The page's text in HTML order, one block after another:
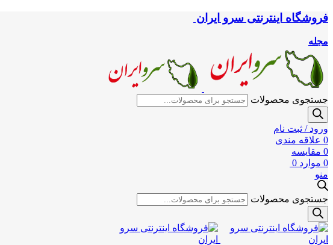
فروشگاه اینترنتی سرو ایران
مجله
جستجوی محصولات
ورود / ثبت نام
0 علاقه مندی
0 مقایسه
0 موارد 0
منو
جستجوی محصولات